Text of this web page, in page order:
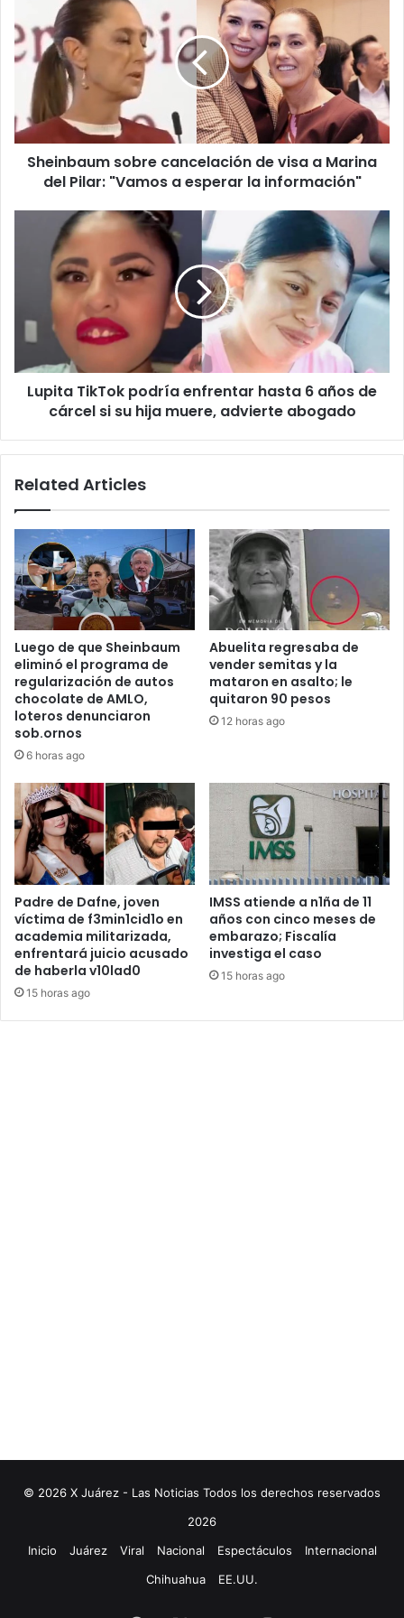
cancelación
de
visa
Marina
del
Pilar:
"Vamos
información"
Sheinbaum sobre cancelación de visa a Marina
del Pilar: "Vamos a esperar la información"
enfrentar
cárcel
muere,
abogado
Lupita TikTok podría enfrentar hasta 6 años de
cárcel si su hija muere, advierte abogado
Related Articles
Luego de que Sheinbaum
eliminó el programa de
regularización de autos
chocolate de AMLO,
loteros denunciaron
sob.ornos
6 horas ago
Abuelita regresaba de
vender semitas y la
mataron en asalto; le
quitaron 90 pesos
12 horas ago
Padre de Dafne, joven
víctima de f3min1cid1o en
academia militarizada,
enfrentará juicio acusado
de haberla v10lad0
15 horas ago
IMSS atiende a n1ña de 11
años con cinco meses de
embarazo; Fiscalía
investiga el caso
15 horas ago
© 2026 X Juárez - Las Noticias Todos los derechos reservados
2026
Inicio
Juárez Viral Nacional Espectáculos
Internacional
Chihuahua
EE.UU.